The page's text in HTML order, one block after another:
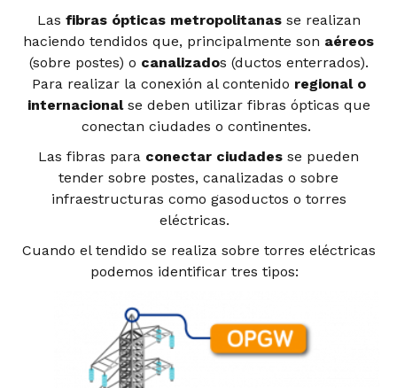
Las fibras ópticas metropolitanasse realizan
haciendo tendidos que, principalmente son aéreos
(sobre postes) o canalizados (ductos enterrados).
Para realizar la conexión al contenido regional o
internacionalse deben utilizar fibras ópticas que
conectan ciudades o continentes.
Las fibras para conectar ciudades se pueden
tender sobre postes, canalizadas o sobre
infraestructuras como gasoductos o torres
eléctricas.
Cuando el tendido se realiza sobre torres eléctricas
podemos identificar tres tipos: